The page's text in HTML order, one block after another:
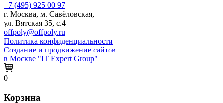
+7 (495) 925 00 97
г. Москва, м. Савёловская,
ул. Вятская 35, с.4
offpoly@offpoly.ru
Политика конфиденциальности
Создание и продвижение сайтов
в Москве "IT Expert Group"
0
Корзина